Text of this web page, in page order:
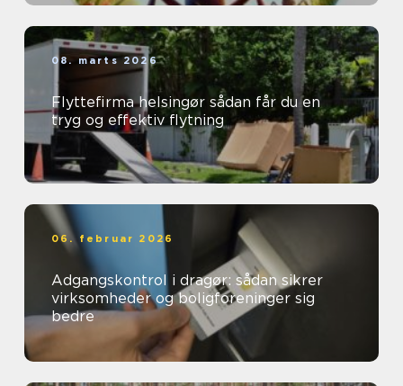
08. marts 2026
Flyttefirma helsingør sådan får du en
tryg og effektiv flytning
06. februar 2026
Adgangskontrol i dragør: sådan sikrer
virksomheder og boligforeninger sig
bedre